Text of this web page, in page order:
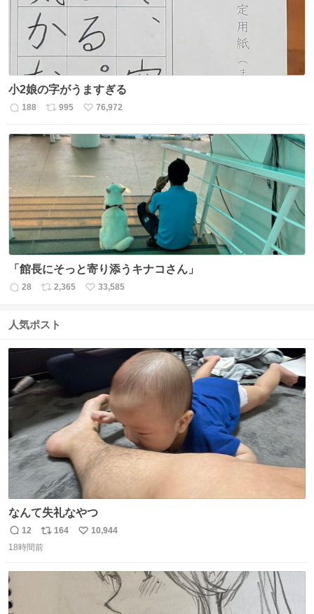
小2娘の字がうますぎる
返
数
188
リ
ス
995
い
ね
76,972
「館長にそっと寄り添うキナコさん」
返
数
28
リ
ス
2,365
い
33,585
人気ポスト
なんて失礼なやつ
返
信
12
リ
ポ
164
い
10,944
18時間前